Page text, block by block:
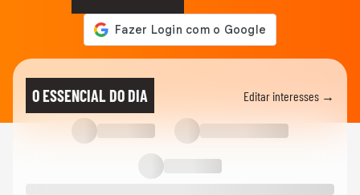
O ESSENCIAL DO DIA Editar interesses →